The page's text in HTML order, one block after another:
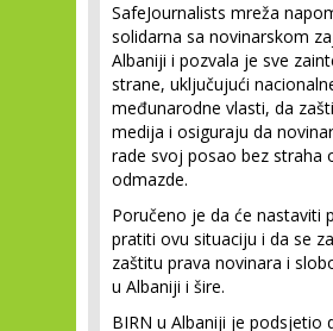
SafeJournalists mreža
solidarna sa novinarskom
Albaniji i pozvala je sve
strane, uključujući
međunarodne vlasti, da
medija i osiguraju da
rade svoj posao bez straha
odmazde.
Poručeno je da će nastaviti
pratiti ovu situaciju i da se
zaštitu prava novinara i
u Albaniji i šire.
BIRN u Albaniji je podsjetio